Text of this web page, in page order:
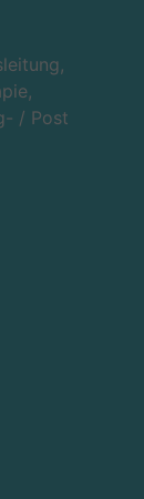
/ Post